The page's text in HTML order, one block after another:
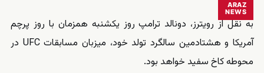
ARAZ
NEWS
به نقل از رویترز، دونالد ترامپ روز یکشنبه همزمان با روز پرچم
آمریکا و هشتادمین سالگرد تولد خود، میزبان مسابقات UFC در
محوطه کاخ سفید خواهد بود.